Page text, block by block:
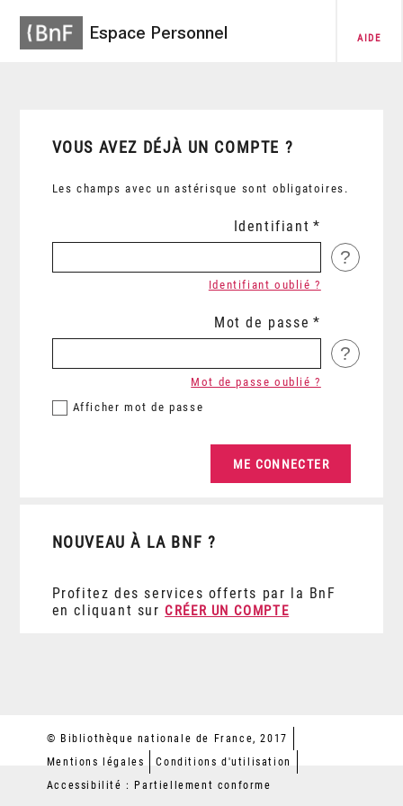
Espace Personnel AIDE
VOUS AVEZ DÉJÀ UN COMPTE ?
Les champs avec un astérisque sont obligatoires.
Identifiant
?
Identifiant oublié ?
Mot de passe
?
Afficher mot de passe
Mot de passe oublié ?
NOUVEAU À LA BNF ?
Profitez des services offerts par la BnF
en cliquant sur CRÉER UN COMPTE
© Bibliothèque nationale de France, 2017
Mentions légales
Conditions d'utilisation
Accessibilité : Partiellement conforme